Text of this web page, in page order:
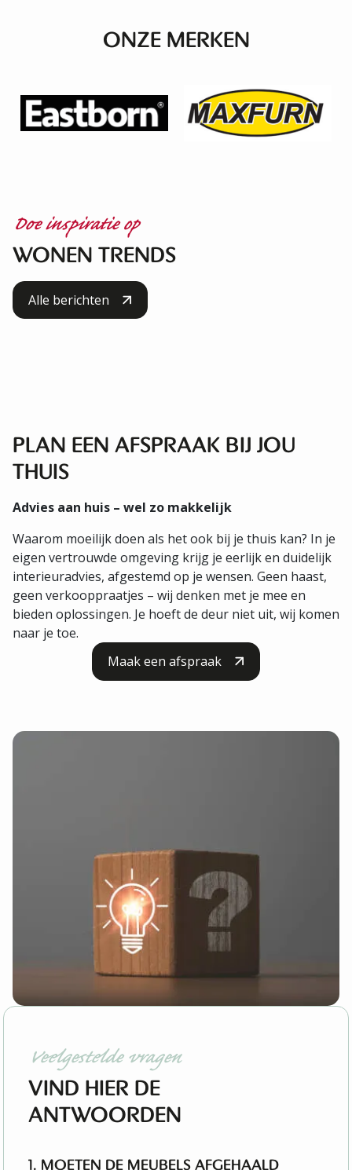
bediening!ONZE MERKEN
Doe inspiratie op
WONEN TRENDS
Alle berichten
DE VISGRAATVLOER STRAALT
KLASSE UIT
ORGANISCHE VORMEN: DE
WARME WOONSTIJL VAN DIT
MOMENT
PLAN EEN AFSPRAAK BIJ JOU
THUIS
Advies aan huis – wel zo makkelijk
Waarom moeilijk doen als het ook bij je thuis kan? In je
eigen vertrouwde omgeving krijg je eerlijk en duidelijk
interieuradvies, afgestemd op je wensen. Geen haast,
geen verkooppraatjes – wij denken met je mee en
bieden oplossingen. Je hoeft de deur niet uit, wij komen
naar je toe.
Maak een afspraak
Veelgestelde vragen
VIND HIER DE
ANTWOORDEN
1. MOETEN DE MEUBELS AFGEHAALD